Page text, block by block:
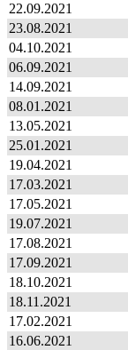
22.09.2021
23.08.2021
04.10.2021
06.09.2021
14.09.2021
08.01.2021
13.05.2021
25.01.2021
19.04.2021
17.03.2021
17.05.2021
19.07.2021
17.08.2021
17.09.2021
18.10.2021
18.11.2021
17.02.2021
16.06.2021